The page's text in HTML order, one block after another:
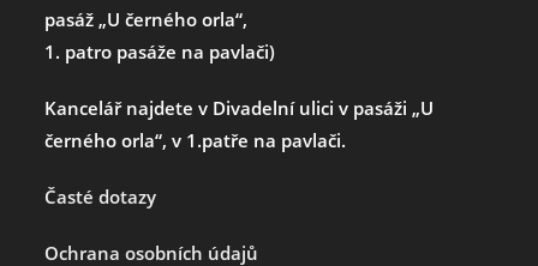
pasáž „U černého orla“,
1. patro pasáže na pavlači)
Kancelář najdete v Divadelní ulici v pasáži „U
černého orla“, v 1.patře na pavlači.
Časté dotazy
Ochrana osobních údajů